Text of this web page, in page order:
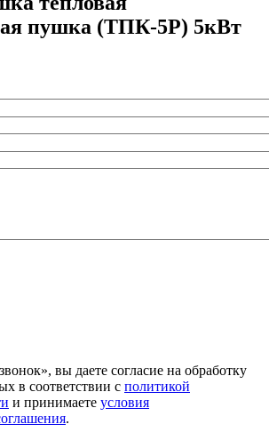
пушка (ТПК-5Р) 5кВт
вы даете согласие на обработку
в соответствии с политикой
и принимаете условия
.